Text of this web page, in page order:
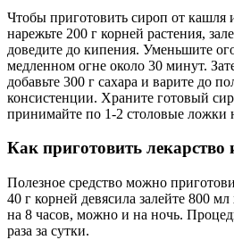
Чтобы приготовить сироп от кашля
нарежьте 200 г корней растения,
доведите до кипения. Уменьшите
медленном огне около 30 минут.
добавьте 300 г сахара и варите до
консистенции. Храните готовый
принимайте по 1-2 столовые ложки
Как приготовить лекарство
Полезное средство можно
40 г корней девясила залейте 800
на 8 часов, можно и на ночь.
раза за сутки.